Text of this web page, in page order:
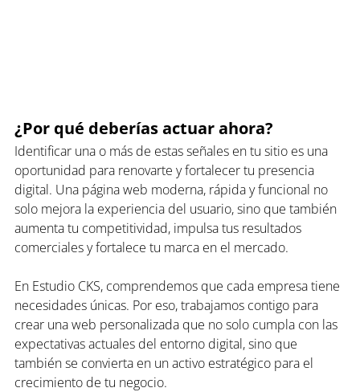
¿Por qué deberías actuar ahora?
Identificar una o más de estas señales en tu sitio es una
oportunidad para renovarte y fortalecer tu presencia
digital. Una página web moderna, rápida y funcional no
solo mejora la experiencia del usuario, sino que también
aumenta tu competitividad, impulsa tus resultados
comerciales y fortalece tu marca en el mercado.
En Estudio CKS, comprendemos que cada empresa tiene
necesidades únicas. Por eso, trabajamos contigo para
crear una web personalizada que no solo cumpla con las
expectativas actuales del entorno digital, sino que
también se convierta en un activo estratégico para el
crecimiento de tu negocio.